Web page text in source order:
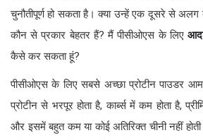
चुनौतीपूर्ण हो सकता है। क्या उन्हें एक दूसरे से अलग
कौन से प्रकार बेहतर हैं? मैं पीसीओएस के लिए
कैसे कर सकता हूं?
पीसीओएस के लिए सबसे अच्छा प्रोटीन पाउडर आम
प्रोटीन से भरपूर होता है, कार्ब्स में कम होता है,
और इसमें बहुत कम या कोई अतिरिक्त चीनी नहीं